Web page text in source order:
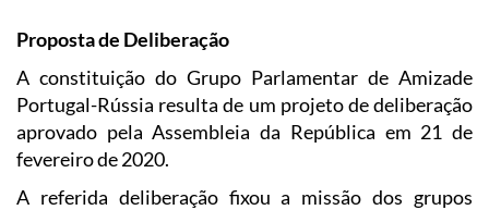
Proposta de Deliberação
A constituição do Grupo Parlamentar de Amizade
Portugal-Rússia resulta de um projeto de deliberação
aprovado pela Assembleia da República em 21 de
fevereiro de 2020.
A referida deliberação fixou a missão dos grupos